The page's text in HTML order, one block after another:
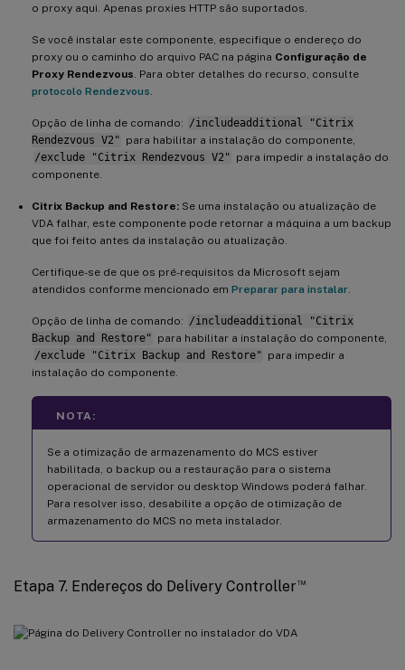
o proxy aqui. Apenas proxies HTTP são suportados.
Se você instalar este componente, especifique o endereço do
proxy ou o caminho do arquivo PAC na página Configuração de
Proxy Rendezvous . Para obter detalhes do recurso, consulte
protocolo Rendezvous
Opção de linha de comando: /includeadditional "Citrix
Rendezvous V2" para habilitar a instalação do componente,
/exclude "Citrix Rendezvous V2" para impedir a instalação do
componente.
Citrix Backup and Restore: Se uma instalação ou atualização de
VDA falhar, este componente pode retornar a máquina a um backup
que foi feito antes da instalação ou atualização.
Certifique-se de que os pré-requisitos da Microsoft sejam
atendidos conforme mencionado em Preparar para instalar
Opção de linha de comando: /includeadditional "Citrix
Backup and Restore" para habilitar a instalação do componente,
/exclude "Citrix Backup and Restore" para impedir a
instalação do componente.
NOTA:
Se a otimização de armazenamento do MCS estiver
habilitada, o backup ou a restauração para o sistema
operacional de servidor ou desktop Windows poderá falhar.
Para resolver isso, desabilite a opção de otimização de
armazenamento do MCS no meta instalador.
Etapa 7. Endereços do Delivery Controller™